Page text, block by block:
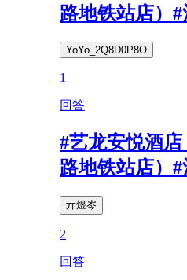
路地铁站店）
YoYo_2Q8D0P8O
1
回答
#艺龙安悦酒
路地铁站店）
亓煜岑
2
回答